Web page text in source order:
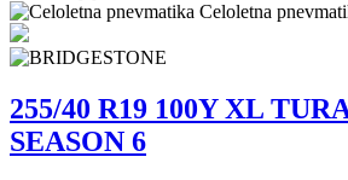
Celoletna
255/40 R19 100Y XL
SEASON 6